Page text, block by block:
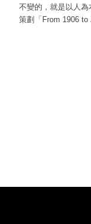
不變的，就是以人
策劃「From 1906